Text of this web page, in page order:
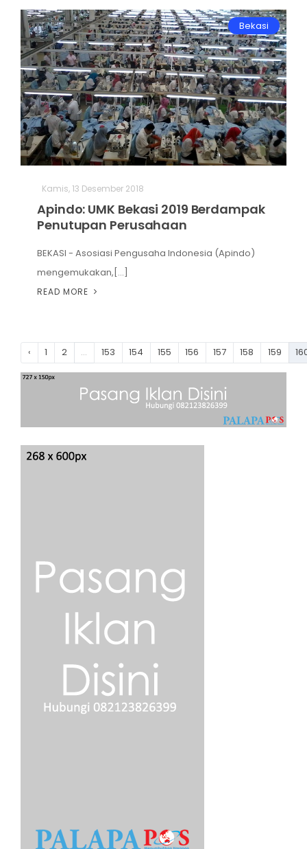
Bekasi
Kamis, 13 Desember 2018
Apindo: UMK Bekasi 2019 Berdampak
Penutupan Perusahaan
BEKASI - Asosiasi Pengusaha Indonesia (Apindo)
mengemukakan,[...]
READ MORE
‹ 1 2 ... 153 154 155 156 157 158 159